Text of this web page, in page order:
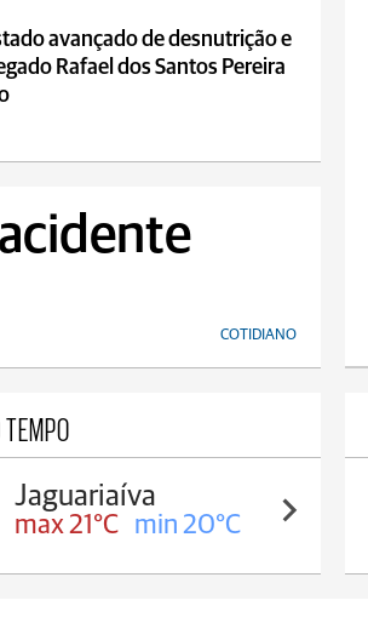
avançado de desnutrição e
Rafael dos Santos Pereira
COTIDIANO
Tibagi
max 23°C min 20°C